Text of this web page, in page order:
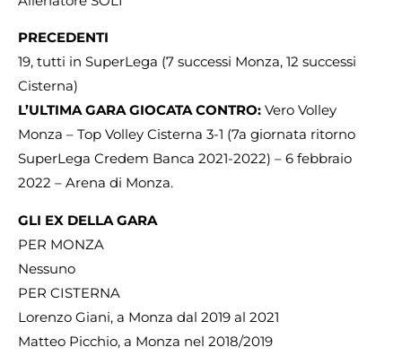
PRECEDENTI
19, tutti in SuperLega (7 successi Monza, 12 successi
Cisterna)
L’ULTIMA GARA GIOCATA CONTRO: Vero Volley
Monza – Top Volley Cisterna 3-1 (7a giornata ritorno
SuperLega Credem Banca 2021-2022) – 6 febbraio
2022 – Arena di Monza.
GLI EX DELLA GARA
PER MONZA
Nessuno
PER CISTERNA
Lorenzo Giani, a Monza dal 2019 al 2021
Matteo Picchio, a Monza nel 2018/2019